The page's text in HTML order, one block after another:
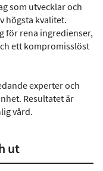
som utvecklar och
högsta kvalitet.
för rena ingredienser,
ett kompromisslöst
experter och
Resultatet är
vård.
ut